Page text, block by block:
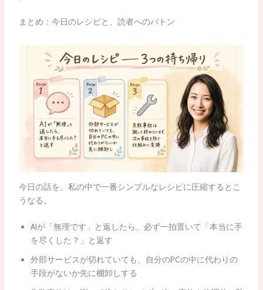
まとめ：今日のレシピと、読者へのバトン
今日の話を、私の中で一番シンプルなレシピに圧縮するとこ
うなる。
AIが「無理です」と返したら、必ず一拍置いて「本当に手
を尽くした？」と返す
外部サービスが切れていても、自分のPCの中に代わりの
手段がないか先に棚卸しする